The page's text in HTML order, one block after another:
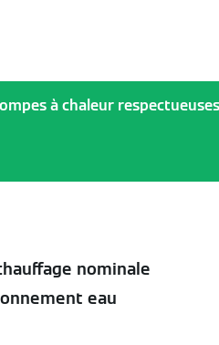
à chaleur
nominale
eau